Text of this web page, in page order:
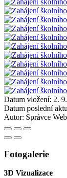
Datum vložení: 2.
Datum poslední
Autor: Správce
Fotogalerie
3D Vizualizace